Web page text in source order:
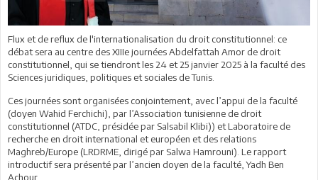
Flux et de reflux de l'internationalisation du droit constitutionnel: ce
débat sera au centre des XIIIe journées Abdelfattah Amor de droit
constitutionnel, qui se tiendront les 24 et 25 janvier 2025 à la faculté des
Sciences juridiques, politiques et sociales de Tunis.
Ces journées sont organisées conjointement, avec l’appui de la faculté
(doyen Wahid Ferchichi), par l’Association tunisienne de droit
constitutionnel (ATDC, présidée par Salsabil Klibi)) et Laboratoire de
recherche en droit international et européen et des relations
Maghreb/Europe (LRDRME, dirigé par Salwa Hamrouni). Le rapport
introductif sera présenté par l’ancien doyen de la faculté, Yadh Ben
Achour.